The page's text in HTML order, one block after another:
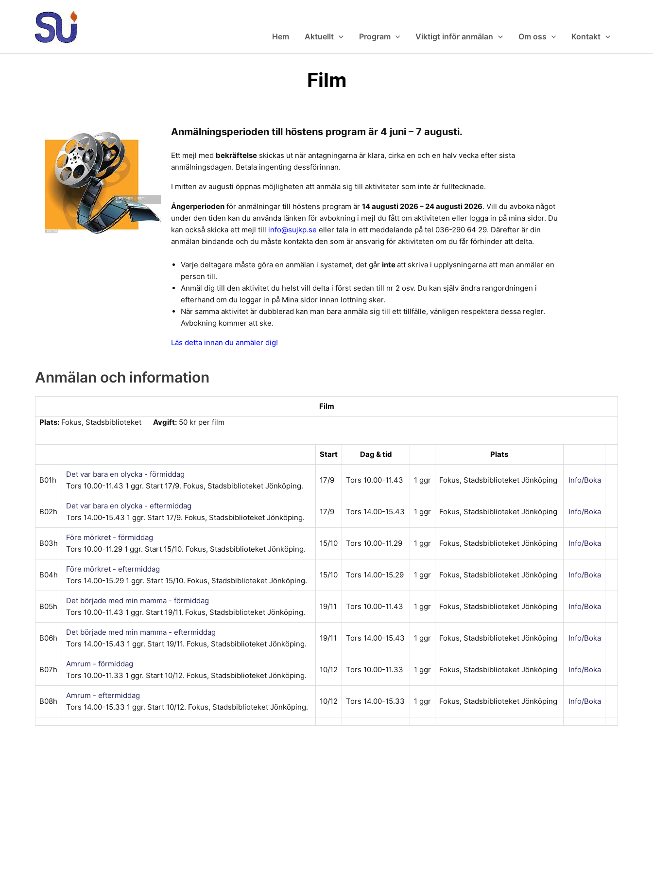
Hem Aktuellt Program Viktigt inför anmälan Om oss Kontakt
Film
Anmälningsperioden till höstens program är 4 juni – 7 augusti.
Ett mejl med bekräftelseskickas ut när antagningarna är klara, cirka en och en halv vecka efter sista
anmälningsdagen. Betala ingenting dessförinnan.
I mitten av augusti öppnas möjligheten att anmäla sig till aktiviteter som inte är fulltecknade.
Ångerperiodenför anmälningar till höstens program är 14 augusti 2026 – 24 augusti 2026. Vill du avboka något
under den tiden kan du använda länken för avbokning i mejl du fått om aktiviteten eller logga in på mina sidor. Du
kan också skicka ett mejl till info@sujkp.se eller tala in ett meddelande på tel 036-290 64 29. Därefter är din
anmälan bindande och du måste kontakta den som är ansvarig för aktiviteten om du får förhinder att delta.
Varje deltagare måste göra en anmälan i systemet, det går inteatt skriva i upplysningarna att man anmäler en
person till.
Anmäl dig till den aktivitet du helst vill delta i först sedan till nr 2 osv. Du kan själv ändra rangordningen i
efterhand om du loggar in på Mina sidor innan lottning sker.
När samma aktivitet är dubblerad kan man bara anmäla sig till ett tillfälle, vänligen respektera dessa regler.
Avbokning kommer att ske.
Läs detta innan du anmäler dig!
Anmälan och information
Film
Plats: Fokus, Stadsbiblioteket Avgift: 50 kr per film
Start Dag & tid Plats
B01h
Det var bara en olycka - förmiddag
Tors 10.00-11.43 1 ggr. Start 17/9. Fokus, Stadsbiblioteket Jönköping.
17/9 Tors 10.00-11.43 1 ggr Fokus, Stadsbiblioteket Jönköping Info/Boka
B02h
Det var bara en olycka - eftermiddag
Tors 14.00-15.43 1 ggr. Start 17/9. Fokus, Stadsbiblioteket Jönköping.
17/9 Tors 14.00-15.43 1 ggr Fokus, Stadsbiblioteket Jönköping Info/Boka
B03h
Före mörkret - förmiddag
Tors 10.00-11.29 1 ggr. Start 15/10. Fokus, Stadsbiblioteket Jönköping.
15/10 Tors 10.00-11.29 1 ggr Fokus, Stadsbiblioteket Jönköping Info/Boka
B04h
Före mörkret - eftermiddag
Tors 14.00-15.29 1 ggr. Start 15/10. Fokus, Stadsbiblioteket Jönköping.
15/10 Tors 14.00-15.29 1 ggr Fokus, Stadsbiblioteket Jönköping Info/Boka
B05h
Det började med min mamma - förmiddag
Tors 10.00-11.43 1 ggr. Start 19/11. Fokus, Stadsbiblioteket Jönköping.
19/11 Tors 10.00-11.43 1 ggr Fokus, Stadsbiblioteket Jönköping Info/Boka
B06h
Det började med min mamma - eftermiddag
Tors 14.00-15.43 1 ggr. Start 19/11. Fokus, Stadsbiblioteket Jönköping.
19/11 Tors 14.00-15.43 1 ggr Fokus, Stadsbiblioteket Jönköping Info/Boka
B07h
Amrum - förmiddag
Tors 10.00-11.33 1 ggr. Start 10/12. Fokus, Stadsbiblioteket Jönköping.
10/12 Tors 10.00-11.33 1 ggr Fokus, Stadsbiblioteket Jönköping Info/Boka
B08h
Amrum - eftermiddag
Tors 14.00-15.33 1 ggr. Start 10/12. Fokus, Stadsbiblioteket Jönköping.
10/12 Tors 14.00-15.33 1 ggr Fokus, Stadsbiblioteket Jönköping Info/Boka